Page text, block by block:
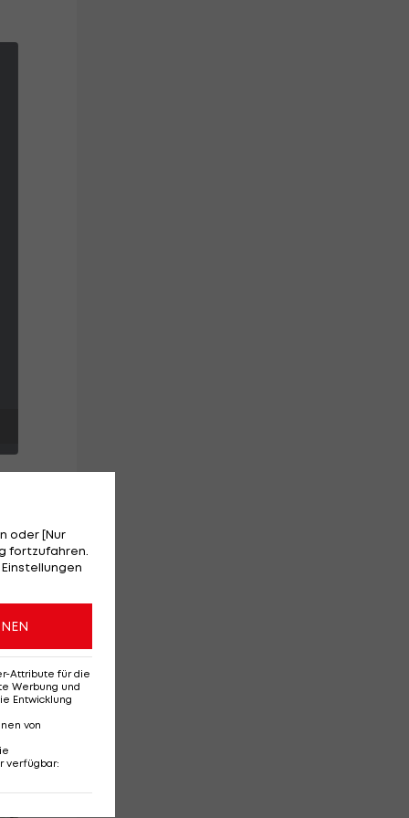
oder [Nur
fortzufahren.
Attribute für die
Werbung und
Entwicklung
von
verfügbar: